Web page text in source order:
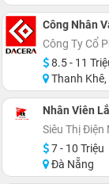
Công Nhân
Công Ty Cổ
8.5 - 11
Thanh Khê, Khu
Nhân Viên
Siêu Thị Điện
7 - 10 Triệu
Đà Nẵng